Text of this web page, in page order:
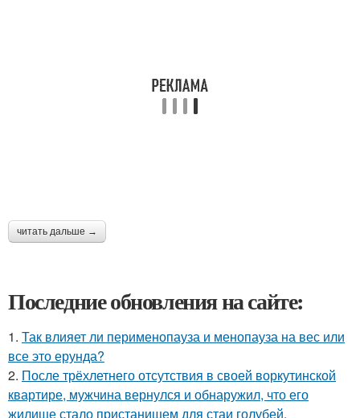
читать дальше →
Последние обновления на сайте:
1. Так влияет ли перименопауза и менопауза на вес или
все это ерунда?
2. После трёхлетнего отсутствия в своей воркутинской
квартире, мужчина вернулся и обнаружил, что его
жилище стало пристанищем для стаи голубей.